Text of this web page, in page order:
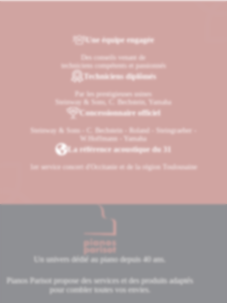
Une équipe engagée
Des conseils venant de
techniciens compétents et passionnés
Techniciens diplômés
Par les prestigieuses usines
Steinway & Sons, C. Bechstein, Yamaha
Concessionnaire officiel
Steinway & Sons - C. Bechstein - Roland - Steingraeber -
W.Hoffmann - Yamaha
La référence acoustique du 31
1er service concert d'Occitanie et de la région Toulousaine
Un univers dédié au piano depuis 40 ans.
Pianos Parisot propose des services et des produits adaptés
pour combler toutes vos envies.